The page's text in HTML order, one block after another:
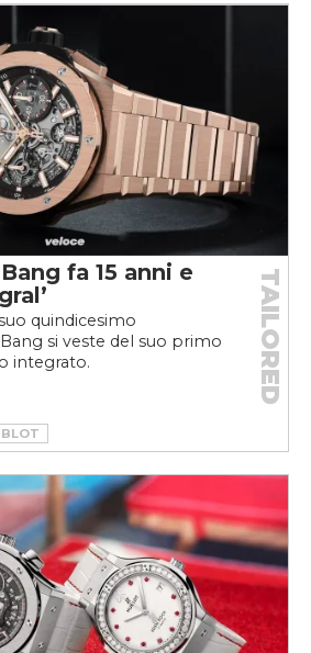
PINK
#LIMITED EDITION
#OROLOGIO
fa 15 anni e
quindicesimo
si veste del suo primo
integrato.
TAILORED
INTEGRAL
#OROLOGIO